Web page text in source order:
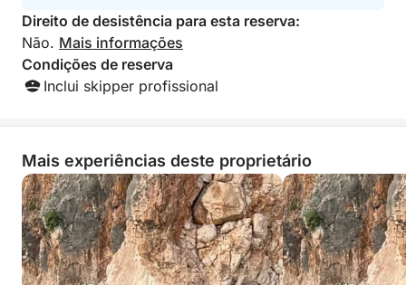
Direito de desistência para esta reserva:
Não. Mais informações
Condições de reserva
Inclui skipper profissional
Mais experiências deste proprietário